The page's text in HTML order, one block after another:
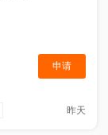
申请
昨天